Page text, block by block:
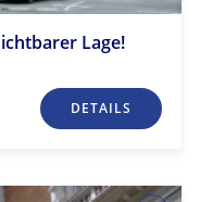
Lage!
DETAILS